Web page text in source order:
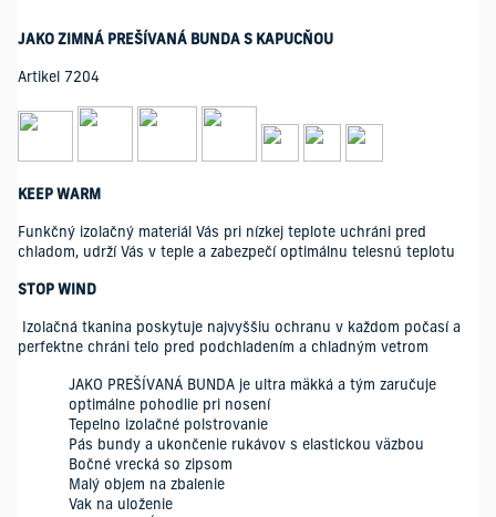
JAKO ZIMNÁ PREŠÍVANÁ BUNDA S KAPUCŇOU
Artikel 7204
KEEP WARM
Funkčný izolačný materiál Vás pri nízkej teplote uchráni pred
chladom, udrží Vás v teple a zabezpečí optimálnu telesnú teplotu
STOP WIND
Izolačná tkanina poskytuje najvyššiu ochranu v každom počasí a
perfektne chráni telo pred podchladením a chladným vetrom
JAKO PREŠÍVANÁ BUNDA je ultra mäkká a tým zaručuje
optimálne pohodlie pri nosení
Tepelno izolačné polstrovanie
Pás bundy a ukončenie rukávov s elastickou väzbou
Bočné vrecká so zipsom
Malý objem na zbalenie
Vak na uloženie